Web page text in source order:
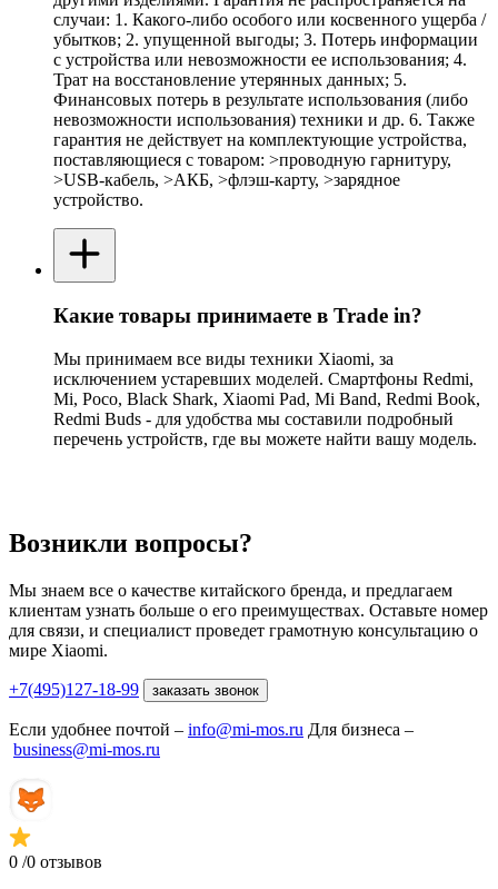
случаи: 1. Какого-либо особого или косвенного ущерба /
убытков; 2. упущенной выгоды; 3. Потерь информации
с устройства или невозможности ее использования; 4.
Трат на восстановление утерянных данных; 5.
Финансовых потерь в результате использования (либо
невозможности использования) техники и др. 6. Также
гарантия не действует на комплектующие устройства,
поставляющиеся с товаром: >проводную гарнитуру,
>USB-кабель, >АКБ, >флэш-карту, >зарядное
устройство.
Какие товары принимаете в Trade in?
Мы принимаем все виды техники Xiaomi, за
исключением устаревших моделей. Смартфоны Redmi,
Mi, Poco, Black Shark, Xiaomi Pad, Mi Band, Redmi Book,
Redmi Buds - для удобства мы составили подробный
перечень устройств, где вы можете найти вашу модель.
Возникли вопросы?
Мы знаем все о качестве китайского бренда, и предлагаем
клиентам узнать больше о его преимуществах. Оставьте номер
для связи, и специалист проведет грамотную консультацию о
мире Xiaomi.
+7(495)127-18-99 заказать звонок
Если удобнее почтой – info@mi-mos.ru Для бизнеса –
business@mi-mos.ru
0 /0 отзывов